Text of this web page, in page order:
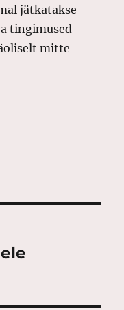
jätkatakse
tingimused
mitte